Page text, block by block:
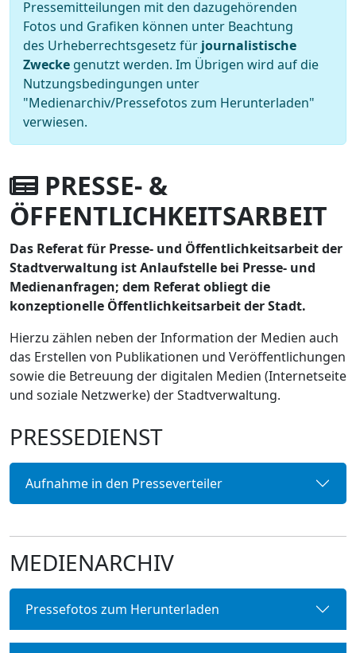
Pressemitteilungen mit den dazugehörenden
Fotos und Grafiken können unter Beachtung
des Urheberrechtsgesetz für journalistische
Zwecke genutzt werden. Im Übrigen wird auf die
Nutzungsbedingungen unter
"Medienarchiv/Pressefotos zum Herunterladen"
verwiesen.
PRESSE- &
ÖFFENTLICHKEITSARBEIT
Das Referat für Presse- und Öffentlichkeitsarbeit der
Stadtverwaltung ist Anlaufstelle bei Presse- und
Medienanfragen; dem Referat obliegt die
konzeptionelle Öffentlichkeitsarbeit der Stadt.
Hierzu zählen neben der Information der Medien auch
das Erstellen von Publikationen und Veröffentlichungen
sowie die Betreuung der digitalen Medien (Internetseite
und soziale Netzwerke) der Stadtverwaltung.
PRESSEDIENST
Aufnahme in den Presseverteiler
MEDIENARCHIV
Pressefotos zum Herunterladen